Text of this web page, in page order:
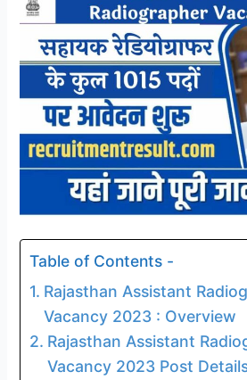
Table of Contents -
Rajasthan Assistant
Vacancy 2023 : Overview
Rajasthan Assistant
Vacancy 2023 Post